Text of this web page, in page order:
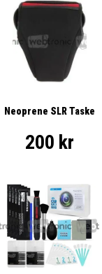
Neoprene SLR Taske
200 kr